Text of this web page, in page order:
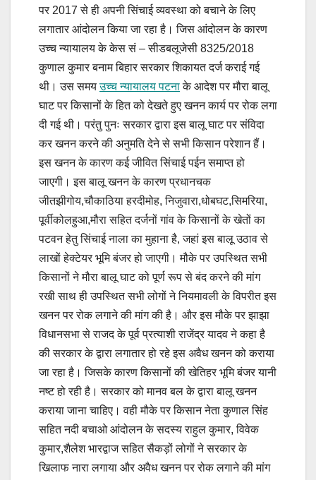
पर 2017 से ही अपनी सिंचाई व्यवस्था को बचाने के लिए
लगातार आंदोलन किया जा रहा है। जिस आंदोलन के कारण
उच्च न्यायालय के केस सं – सीडबलूजेसी 8325/2018
कुणाल कुमार बनाम बिहार सरकार शिकायत दर्ज कराई गई
थी। उस समयउच्च न्यायालय पटनाके आदेश पर मौरा बालू
घाट पर किसानों के हित को देखते हुए खनन कार्य पर रोक लगा
दी गई थी। परंतु पुनः सरकार द्वारा इस बालू घाट पर संविदा
कर खनन करने की अनुमति देने से सभी किसान परेशान हैं।
इस खनन के कारण कई जीवित सिंचाई पईन समाप्त हो
जाएगी। इस बालू खनन के कारण प्रधानचक
जीतझीगोय,चौकाठिया हरदीमोह, निजुवारा,धोबघट,सिमरिया,
पूर्वीकोलहुआ,मौरा सहित दर्जनों गांव के किसानों के खेतों का
पटवन हेतु सिंचाई नाला का मुहाना है, जहां इस बालू उठाव से
लाखों हेक्टेयर भूमि बंजर हो जाएगी। मौके पर उपस्थित सभी
किसानों ने मौरा बालू घाट को पूर्ण रूप से बंद करने की मांग
रखी साथ ही उपस्थित सभी लोगों ने नियमावली के विपरीत इस
खनन पर रोक लगाने की मांग की है। और इस मौके पर झाझा
विधानसभा से राजद के पूर्व प्रत्याशी राजेंद्र यादव ने कहा है
की सरकार के द्वारा लगातार हो रहे इस अवैध खनन को कराया
जा रहा है। जिसके कारण किसानों की खेतिहर भूमि बंजर यानी
नष्ट हो रही है। सरकार को मानव बल के द्वारा बालू खनन
कराया जाना चाहिए। वही मौके पर किसान नेता कुणाल सिंह
सहित नदी बचाओ आंदोलन के सदस्य राहुल कुमार, विवेक
कुमार,शैलेश भारद्वाज सहित सैकड़ों लोगों ने सरकार के
खिलाफ नारा लगाया और अवैध खनन पर रोक लगाने की मांग